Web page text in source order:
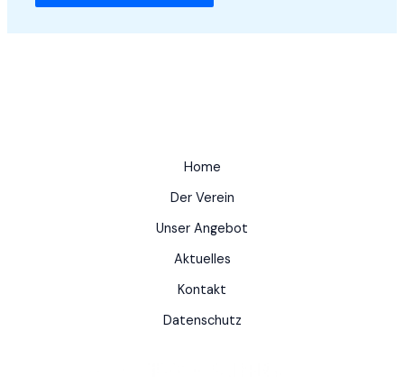
Home
Der Verein
Unser Angebot
Aktuelles
Kontakt
Datenschutz